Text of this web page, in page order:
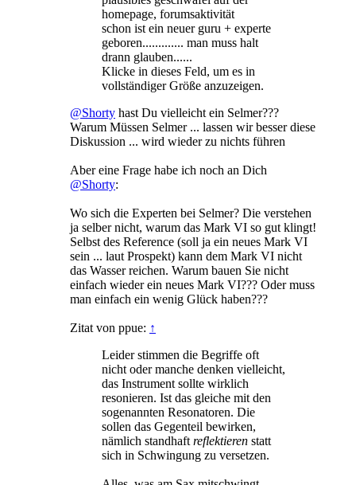
homepage, forumsaktivität
schon ist ein neuer guru + experte
geboren............. man muss halt
drann glauben......
Klicke in dieses Feld, um es in
vollständiger Größe anzuzeigen.
@Shorty hast Du vielleicht ein Selmer???
Warum Müssen Selmer ... lassen wir besser diese
Diskussion ... wird wieder zu nichts führen
Aber eine Frage habe ich noch an Dich
@Shorty:
Wo sich die Experten bei Selmer? Die verstehen
ja selber nicht, warum das Mark VI so gut klingt!
Selbst des Reference (soll ja ein neues Mark VI
sein ... laut Prospekt) kann dem Mark VI nicht
das Wasser reichen. Warum bauen Sie nicht
einfach wieder ein neues Mark VI??? Oder muss
man einfach ein wenig Glück haben???
Zitat von ppue: ↑
Leider stimmen die Begriffe oft
nicht oder manche denken vielleicht,
das Instrument sollte wirklich
resonieren. Ist das gleiche mit den
sogenannten Resonatoren. Die
sollen das Gegenteil bewirken,
nämlich standhaft reflektieren statt
sich in Schwingung zu versetzen.